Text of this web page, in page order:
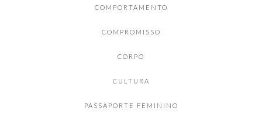
COMPORTAMENTO
COMPROMISSO
CORPO
CULTURA
PASSAPORTE FEMININO